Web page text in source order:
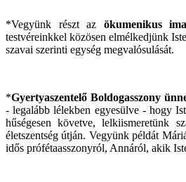
*Vegyünk részt az ökumenikus
testvéreinkkel közösen elmélkedjünk
szavai szerinti egység megvalósulását.
*Gyertyaszentelő Boldogasszony
- legalább lélekben egyesülve - hogy
hűségesen követve, lelkiismeretünk
életszentség útján. Vegyünk példát
idős prófétaasszonyról, Annáról, akik